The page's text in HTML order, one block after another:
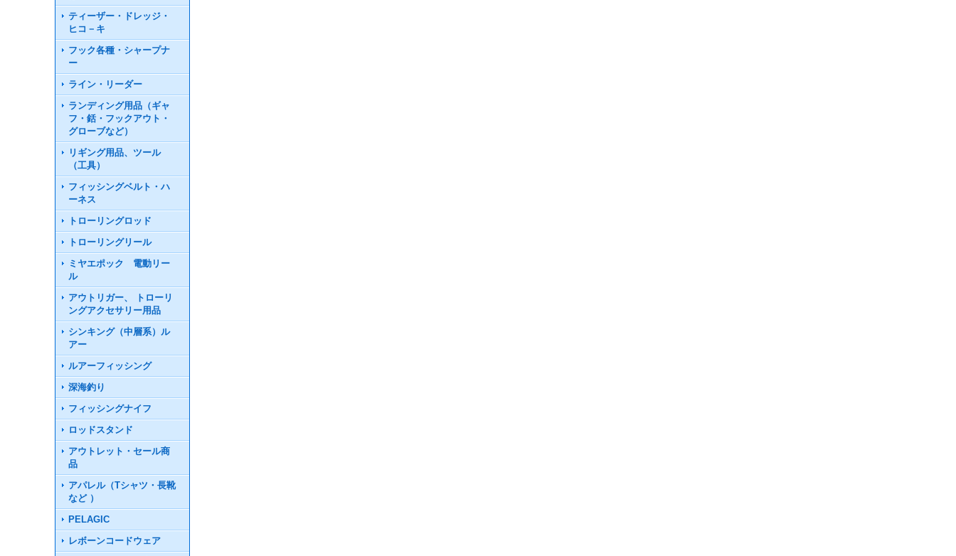
ティーザー・ドレッジ・
ヒコ－キ
フック各種・シャープナ
ー
ライン・リーダー
ランディング用品（ギャ
フ・銛・フックアウト・
グローブなど）
リギング用品、ツール
（工具）
フィッシングベルト・ハ
ーネス
トローリングロッド
トローリングリール
ミヤエポック 電動リー
ル
アウトリガー、 トローリ
ングアクセサリー用品
シンキング（中層系）ル
アー
ルアーフィッシング
深海釣り
フィッシングナイフ
ロッドスタンド
アウトレット・セール商
品
アパレル（Tシャツ・長靴
など ）
PELAGIC
レボーンコードウェア